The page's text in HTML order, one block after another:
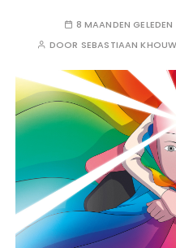
8 MAANDEN GELEDEN
DOOR SEBASTIAAN KHOUW